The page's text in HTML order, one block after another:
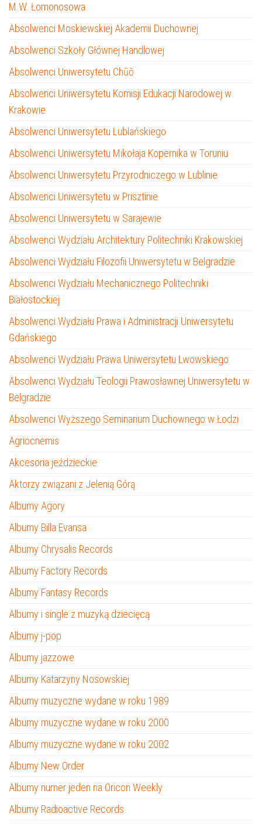
M.W. Łomonosowa
Absolwenci Moskiewskiej Akademii Duchownej
Absolwenci Szkoły Głównej Handlowej
Absolwenci Uniwersytetu Chūō
Absolwenci Uniwersytetu Komisji Edukacji Narodowej w
Krakowie
Absolwenci Uniwersytetu Lublańskiego
Absolwenci Uniwersytetu Mikołaja Kopernika w Toruniu
Absolwenci Uniwersytetu Przyrodniczego w Lublinie
Absolwenci Uniwersytetu w Prisztinie
Absolwenci Uniwersytetu w Sarajewie
Absolwenci Wydziału Architektury Politechniki Krakowskiej
Absolwenci Wydziału Filozofii Uniwersytetu w Belgradzie
Absolwenci Wydziału Mechanicznego Politechniki
Białostockiej
Absolwenci Wydziału Prawa i Administracji Uniwersytetu
Gdańskiego
Absolwenci Wydziału Prawa Uniwersytetu Lwowskiego
Absolwenci Wydziału Teologii Prawosławnej Uniwersytetu w
Belgradzie
Absolwenci Wyższego Seminarium Duchownego w Łodzi
Agriocnemis
Akcesoria jeździeckie
Aktorzy związani z Jelenią Górą
Albumy Agory
Albumy Billa Evansa
Albumy Chrysalis Records
Albumy Factory Records
Albumy Fantasy Records
Albumy i single z muzyką dziecięcą
Albumy j-pop
Albumy jazzowe
Albumy Katarzyny Nosowskiej
Albumy muzyczne wydane w roku 1989
Albumy muzyczne wydane w roku 2000
Albumy muzyczne wydane w roku 2002
Albumy New Order
Albumy numer jeden na Oricon Weekly
Albumy Radioactive Records